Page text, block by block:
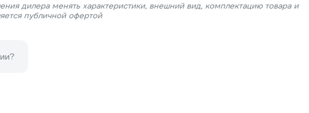
дилера менять характеристики, внешний вид, комплектацию товара и
публичной офертой